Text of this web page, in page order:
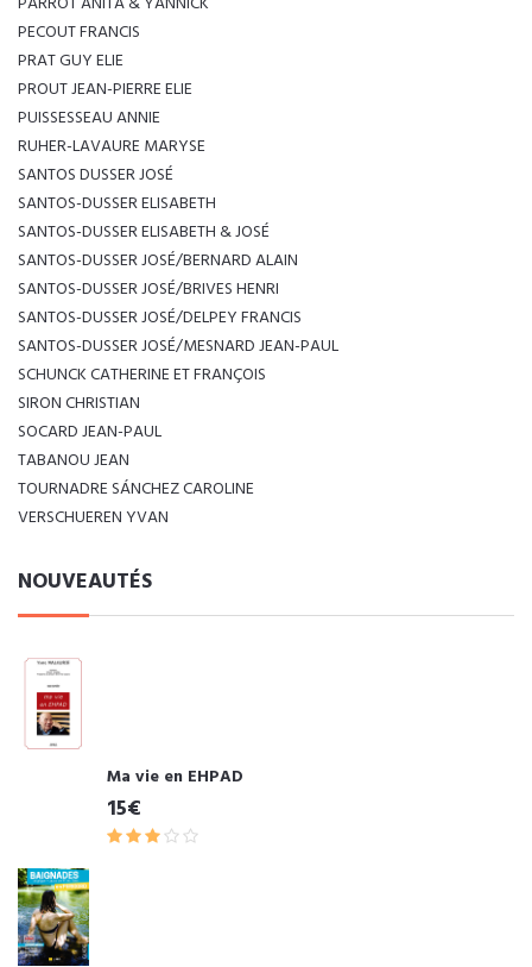
PECOUT FRANCIS
PRAT GUY ELIE
PROUT JEAN-PIERRE ELIE
PUISSESSEAU ANNIE
RUHER-LAVAURE MARYSE
SANTOS DUSSER JOSÉ
SANTOS-DUSSER ELISABETH
SANTOS-DUSSER ELISABETH & JOSÉ
SANTOS-DUSSER JOSÉ/BERNARD ALAIN
SANTOS-DUSSER JOSÉ/BRIVES HENRI
SANTOS-DUSSER JOSÉ/DELPEY FRANCIS
SANTOS-DUSSER JOSÉ/MESNARD JEAN-PAUL
SCHUNCK CATHERINE ET FRANÇOIS
SIRON CHRISTIAN
SOCARD JEAN-PAUL
TABANOU JEAN
TOURNADRE SÁNCHEZ CAROLINE
VERSCHUEREN YVAN
NOUVEAUTÉS
Ma vie en EHPAD
15€